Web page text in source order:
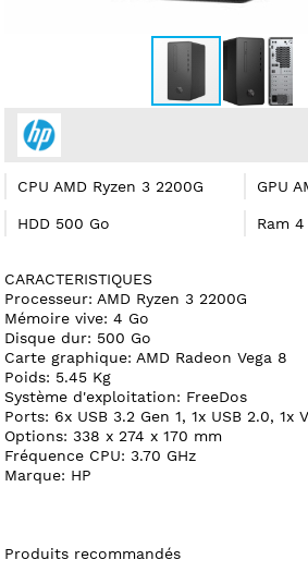
CPU AMD Ryzen 3 2200G GPU
HDD 500 Go Ram 4
CARACTERISTIQUES
Processeur: AMD Ryzen 3 2200G
Mémoire vive: 4 Go
Disque dur: 500 Go
Carte graphique: AMD Radeon Vega 8
Poids: 5.45 Kg
Système d'exploitation: FreeDos
Ports: 6x USB 3.2 Gen 1, 1x USB 2.0, 1x
Options: 338 x 274 x 170 mm
Fréquence CPU: 3.70 GHz
Marque: HP
Produits recommandés